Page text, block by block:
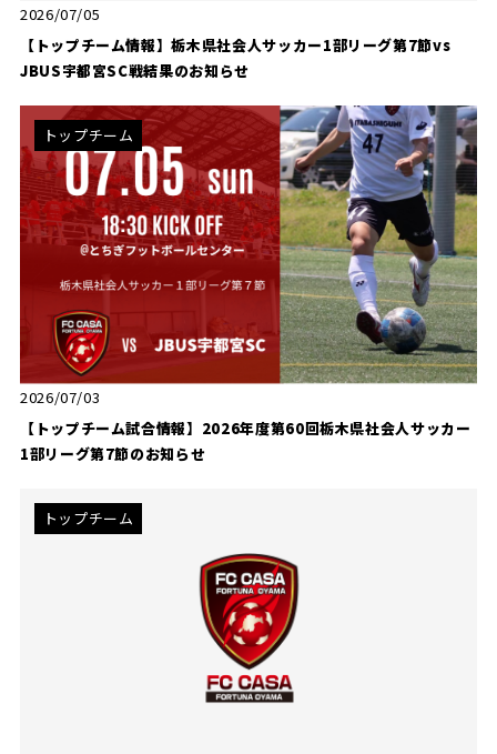
2026/07/05
【トップチーム情報】栃木県社会人サッカー1部リーグ第7節vs
JBUS宇都宮SC戦結果のお知らせ
トップチーム
2026/07/03
【トップチーム試合情報】2026年度第60回栃木県社会人サッカー
1部リーグ第7節のお知らせ
トップチーム